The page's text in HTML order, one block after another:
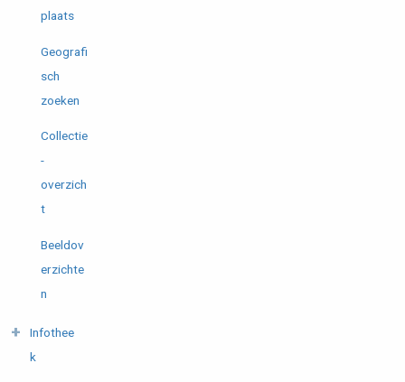
plaats
Geografi
sch
zoeken
Collectie
-
overzich
t
Beeldov
erzichte
n
Infothee
k